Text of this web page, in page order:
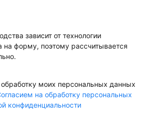
зависит от технологии
на форму, поэтому рассчитывается
моих персональных данных
на обработку персональных
конфиденциальности